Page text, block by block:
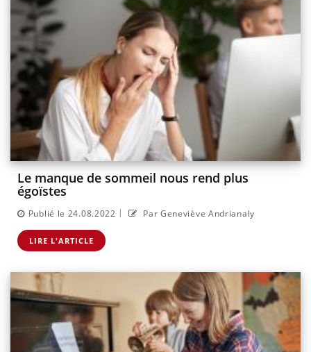
Le manque de sommeil nous rend plus
égoïstes
Publié le 24.08.2022 | Par Geneviève Andrianaly
LIRE L'ARTICLE